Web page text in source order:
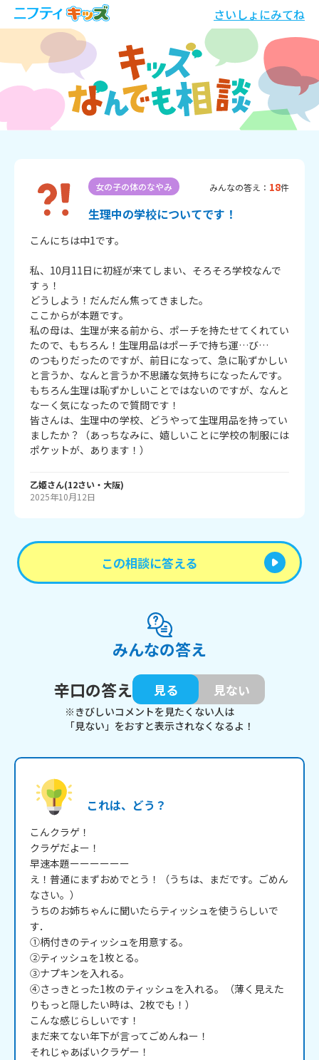
さいしょにみてね
女の子の体のなやみ みんなの答え： 18件
生理中の学校についてです！
こんにちは中1です。
私、10月11日に初経が来てしまい、そろそろ学校なんで
すぅ！
どうしよう！だんだん焦ってきました。
ここからが本題です。
私の母は、生理が来る前から、ポーチを持たせてくれてい
たので、もちろん！生理用品はポーチで持ち運…び…
のつもりだったのですが、前日になって、急に恥ずかしい
と言うか、なんと言うか不思議な気持ちになったんです。
もちろん生理は恥ずかしいことではないのですが、なんと
なーく気になったので質問です！
皆さんは、生理中の学校、どうやって生理用品を持ってい
ましたか？（あっちなみに、嬉しいことに学校の制服には
乙姫さん(12さい・ 大阪)
2025年10月12日
この相談に答える
みんなの答え
辛口の答え
見る 見ない
※きびしいコメントを見たくない人は
「見ない」をおすと表示されなくなるよ！
これは、どう？
こんクラゲ！
クラゲだよー！
早速本題ーーーーーー
え！普通にまずおめでとう！（うちは、まだです。ごめん
なさい。）
うちのお姉ちゃんに聞いたらティッシュを使うらしいで
す．
①柄付きのティッシュを用意する。
②ティッシュを1枚とる。
③ナプキンを入れる。
④さっきとった1枚のティッシュを入れる。（薄く見えた
りもっと隠したい時は、2枚でも！）
こんな感じらしいです！
まだ来てない年下が言ってごめんねー！
それじゃあばいクラゲー！